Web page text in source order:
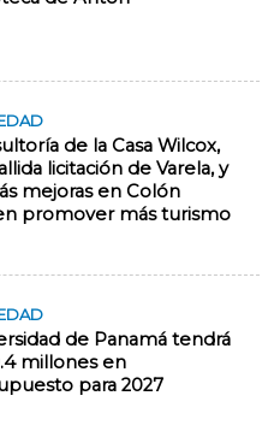
de la Casa Wilcox,
licitación de Varela, y
mejoras en Colón
promover más turismo
de Panamá tendrá
millones en
para 2027